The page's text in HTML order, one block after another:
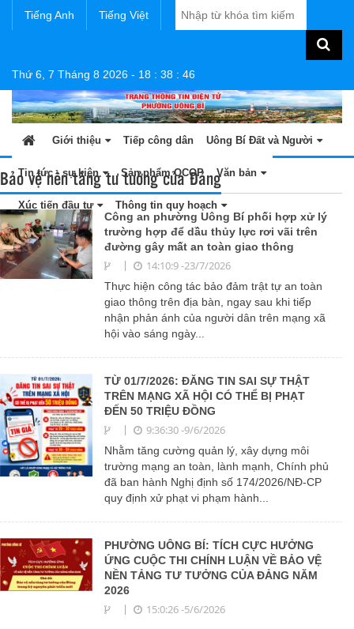
Tiếng Anh Tiếng Việt
Thứ 6, 7 Tháng 8 2026 - 18 : 38 : 46
Giới thiệu Tiếp công dân Uông Bí Đất và Người
Tin tức - sự kiện Sản phẩm OCOP Văn bản
Xúc tiến đầu tư Thông tin quy hoạch
Bảo vệ nền tảng tư tưởng của Đảng
Công an phường Uông Bí phối hợp xử lý
trường hợp để dầu thủy lực rơi vãi trên
đường gây mất an toàn giao thông
14:10:9 -23/7/2026
Thực hiện công tác bảo đảm trật tự an toàn
giao thông trên địa bàn, ngay sau khi tiếp
nhận phản ánh của người dân trên mạng xã
hội vào sáng ngày...
TỪ 01/7/2026: ĐĂNG TIN SAI SỰ THẬT
TRÊN MẠNG XÃ HỘI CÓ THỂ BỊ PHẠT
ĐẾN 50 TRIỆU ĐỒNG
9:36:30 -9/6/2026
Nhằm tăng cường quản lý, xây dựng môi
trường mạng an toàn, lành mạnh, Chính phủ
đã ban hành Nghị định số 174/2026/NĐ-CP
quy định xử phạt vi phạm hành...
PHƯỜNG UÔNG BÍ: TÍCH CỰC HƯỞNG
ỨNG CUỘC THI CHÍNH LUẬN VỀ BẢO VỆ
NỀN TẢNG TƯ TƯỞNG CỦA ĐẢNG NĂM
2026
15:0:26 -5/6/2026